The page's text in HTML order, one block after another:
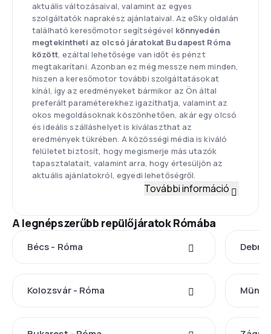
aktuális változásaival, valamint az egyes
szolgáltatók naprakész ajánlataival. Az eSky oldalán
található keresőmotor segítségével könnyedén
megtekintheti az olcsó járatokat Budapest Róma
között, ezáltal lehetősége van időt és pénzt
megtakarítani. Azonban ez még messze nem minden,
hiszen a keresőmotor további szolgáltatásokat
kínál, így az eredményeket bármikor az Ön által
preferált paraméterekhez igazíthatja, valamint az
okos megoldásoknak köszönhetően, akár egy olcsó
és ideális szálláshelyet is kiválaszthat az
eredmények tükrében. A közösségi média is kiváló
felületet biztosít, hogy megismerje más utazók
tapasztalatait, valamint arra, hogy értesüljön az
aktuális ajánlatokról, egyedi lehetőségről.
További információ
A legnépszerűbb repülőjáratok Rómába
Bécs - Róma
Kolozsvár - Róma